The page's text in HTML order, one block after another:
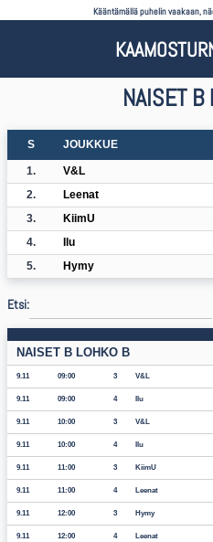
Kääntämällä puhelin vaakaan,
NAISET B
S JOUKKUE
1. V&L
2.
Leenat
3.
KiimU
4.
Ilu
5.
Hymy
Etsi:
NAISET B LOHKO B
9.11 09:00 3 V&L
9.11 09:00 4 Ilu
9.11 10:00 3 V&L
9.11 10:00 4 Ilu
9.11 11:00 3 KiimU
9.11 11:00 4 Leenat
9.11 12:00 3 Hymy
9.11 12:00 4 Leenat